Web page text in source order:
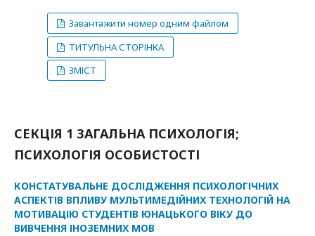
Завантажити номер одним файлом
ТИТУЛЬНА СТОРІНКА
ЗМІСТ
СЕКЦІЯ 1 ЗАГАЛЬНА ПСИХОЛОГІЯ;
ПСИХОЛОГІЯ ОСОБИСТОСТІ
КОНСТАТУВАЛЬНЕ ДОСЛІДЖЕННЯ ПСИХОЛОГІЧНИХ
АСПЕКТІВ ВПЛИВУ МУЛЬТИМЕДІЙНИХ ТЕХНОЛОГІЙ НА
МОТИВАЦІЮ СТУДЕНТІВ ЮНАЦЬКОГО ВІКУ ДО
ВИВЧЕННЯ ІНОЗЕМНИХ МОВ